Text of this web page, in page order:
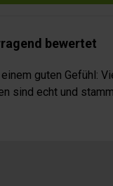
bewertet
guten Gefühl:
sind echt und